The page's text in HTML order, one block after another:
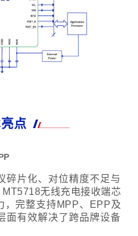
点
碎片化、对位精度不足与
无线充电接收端芯
，完整支持MPP、EPP及
面有效解决了跨品牌设备